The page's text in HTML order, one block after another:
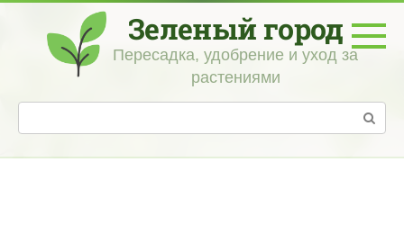
Перейти
контенту
Зеленый город
Пересадка, удобрение и уход за
растениями
Поиск: